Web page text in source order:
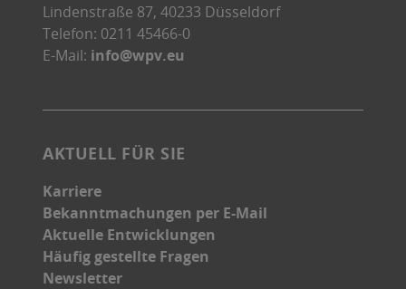
AKTUELL FÜR SIE
Karriere
Bekanntmachungen per E-Mail
Aktuelle Entwicklungen
Häufig gestellte Fragen
Newsletter
Lindenstraße 87, 40233 Düsseldorf
Telefon: 0211 45466-0
E-Mail: info@wpv.eu